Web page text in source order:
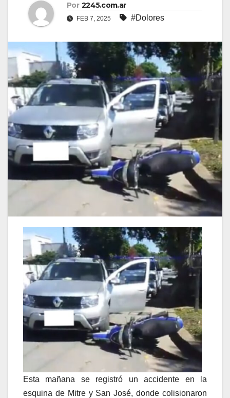
Por 2245.com.ar
FEB 7, 2025 #Dolores
Esta mañana se registró un accidente en la
esquina de Mitre y San José, donde colisionaron